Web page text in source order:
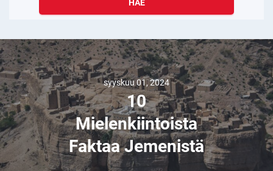
HAE
syyskuu 01, 2024
10
Mielenkiintoista
Faktaa Jemenistä